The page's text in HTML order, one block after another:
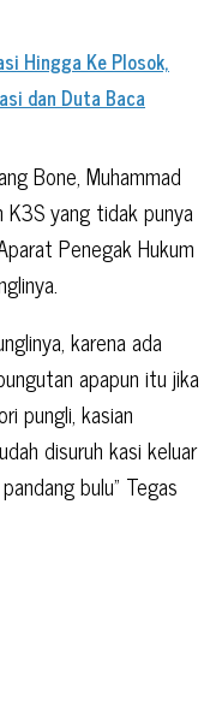
Hingga Ke Plosok,
dan Duta Baca
Bone, Muhammad
yang tidak punya
Penegak Hukum
karena ada
apapun itu jika
pungli, kasian
disuruh kasi keluar
bulu” Tegas